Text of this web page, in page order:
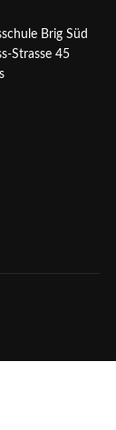
Brig Süd
Strasse 45